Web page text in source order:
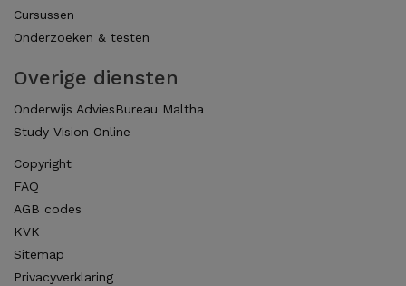
Cursussen
Onderzoeken & testen
Overige diensten
Onderwijs AdviesBureau Maltha
Study Vision Online
Copyright
FAQ
AGB codes
KVK
Sitemap
Privacyverklaring